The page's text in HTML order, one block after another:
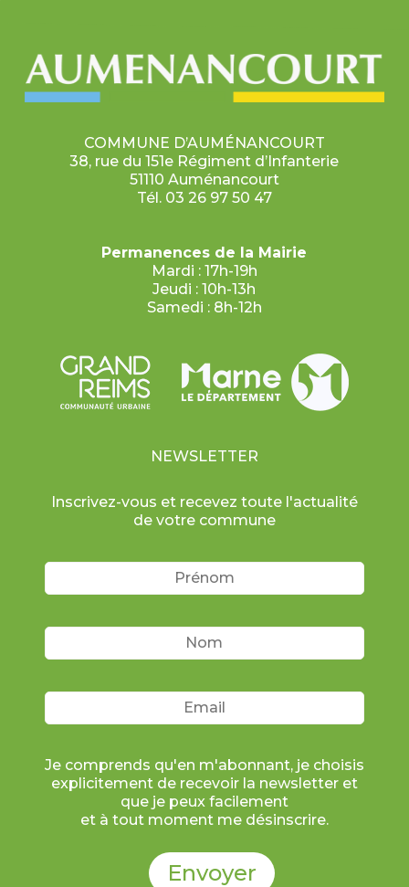
COMMUNE D’AUMÉNANCOURT
38, rue du 151e Régiment d’Infanterie
51110 Auménancourt
Tél. 03 26 97 50 47
Permanences de la Mairie
Mardi : 17h-19h
Jeudi : 10h-13h
Samedi : 8h-12h
NEWSLETTER
Inscrivez-vous et recevez toute l'actualité
de votre commune
Je comprends qu'en m'abonnant, je choisis
explicitement de recevoir la newsletter et
que je peux facilement
et à tout moment me désinscrire.